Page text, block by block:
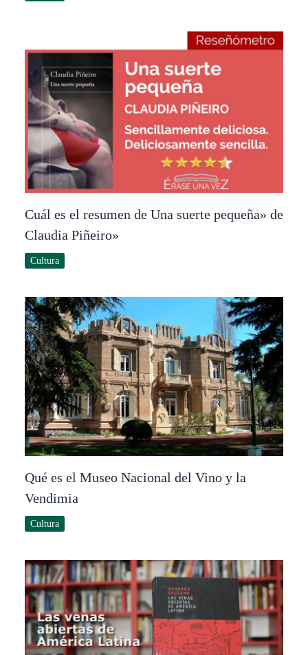
Cuál es el resumen de Una suerte pequeña» de
Claudia Piñeiro»
Cultura
Qué es el Museo Nacional del Vino y la
Vendimia
Cultura